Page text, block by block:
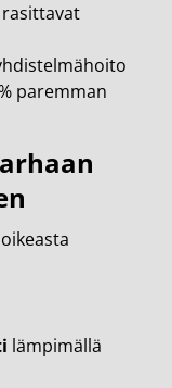
paremman
lämpimällä